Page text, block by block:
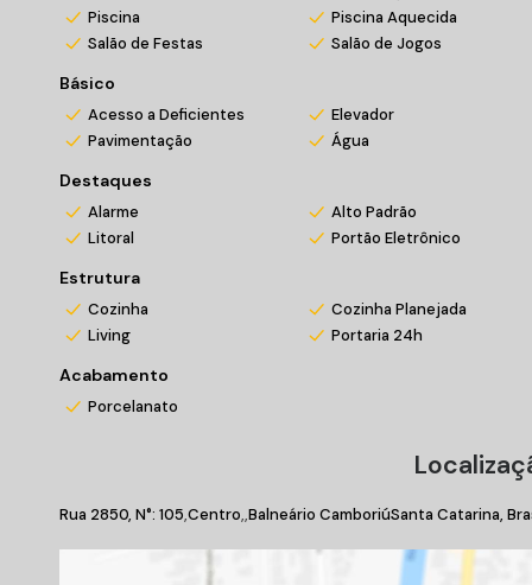
Entre em contato conosco!
Piscina
Piscina Aquecida
Salão de Festas
Salão de Jogos
Básico
Acesso a Deficientes Elevador
Pavimentação
Água
Destaques
Alarme Alto Padrão
Litoral
Portão Eletrônico
Estrutura
Cozinha Cozinha Planejada
Living
Portaria 24h
Acabamento
Porcelanato
Rua 2850, N°: 105 Centro Balneário CamboriúSanta Catarina,